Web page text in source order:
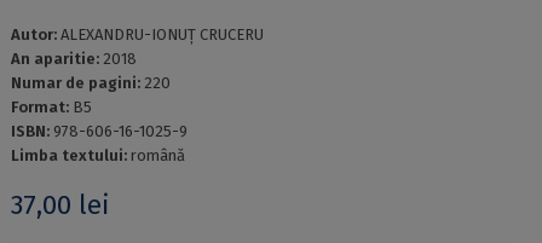
Autor: ALEXANDRU-IONUȚ CRUCERU
An aparitie: 2018
Numar de pagini: 220
Format: B5
ISBN: 978-606-16-1025-9
Limba textului: română
37,00 lei